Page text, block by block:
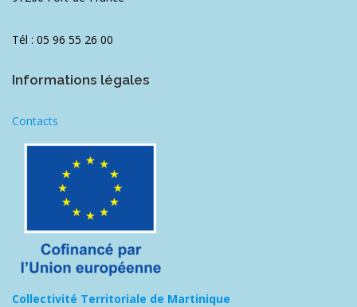
Tél : 05 96 55 26 00
Informations légales
Contacts
Collectivité Territoriale de Martinique